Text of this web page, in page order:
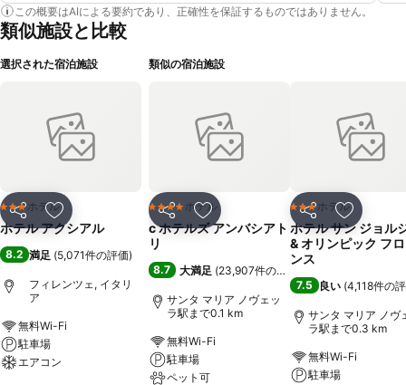
この概要はAIによる要約であり、正確性を保証するものではありません。
類似施設と比較
選択された宿泊施設
シェア お気に入りに追加
3 ホテルのランク
ホテル
ホテル アクシアル
8.2 満足 (5,071件の評価)
フィレンツェ, イタリ
ア
無料Wi-Fi
駐車場
エアコン
類似の宿泊施設
シェア お気に入りに追加
4 ホテルのランク
ホテル
c ホテルズ アンバシアト
リ
8.7 大満足 (23,907件の評価
サンタ マリア ノヴェッ
ラ駅まで0.1 km
無料Wi-Fi
駐車場
ペット可
シェア お気に入
3 ホテルのランク
ホテル
ホテル サン ジョル
& オリンピック フ
ンス
7.5 良い (4,118件の
サンタ マリア ノヴ
ラ駅まで0.3 km
無料Wi-Fi
駐車場